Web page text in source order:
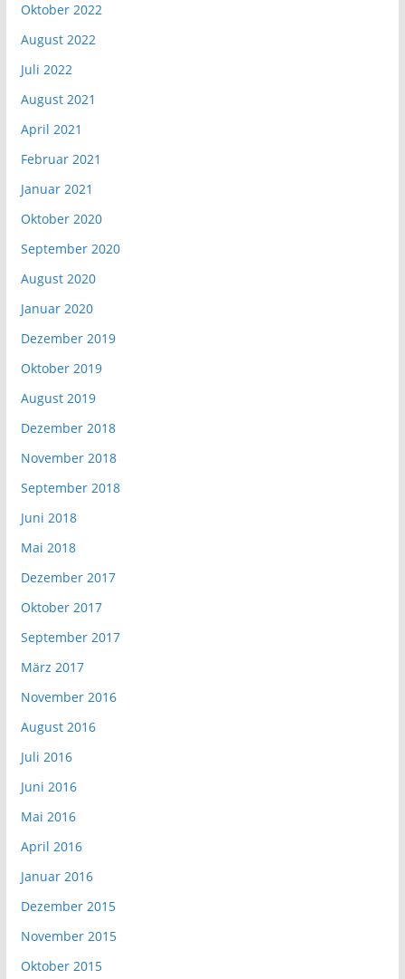
Oktober 2022
August 2022
Juli 2022
August 2021
April 2021
Februar 2021
Januar 2021
Oktober 2020
September 2020
August 2020
Januar 2020
Dezember 2019
Oktober 2019
August 2019
Dezember 2018
November 2018
September 2018
Juni 2018
Mai 2018
Dezember 2017
Oktober 2017
September 2017
März 2017
November 2016
August 2016
Juli 2016
Juni 2016
Mai 2016
April 2016
Januar 2016
Dezember 2015
November 2015
Oktober 2015